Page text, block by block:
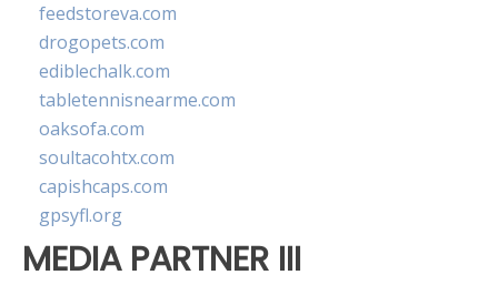
feedstoreva.com
drogopets.com
ediblechalk.com
tabletennisnearme.com
oaksofa.com
soultacohtx.com
capishcaps.com
gpsyfl.org
MEDIA PARTNER III